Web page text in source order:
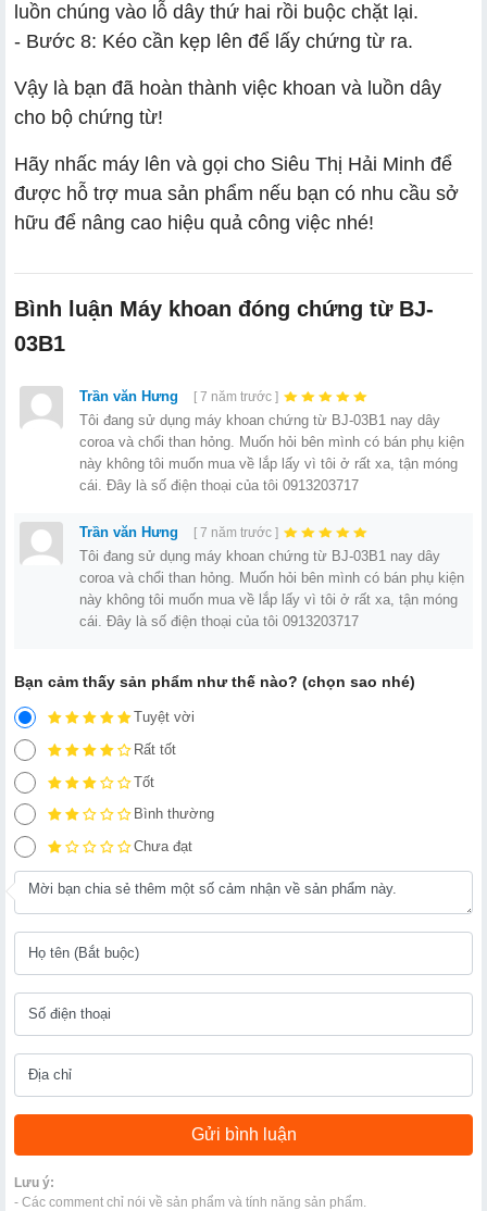
luồn chúng vào lỗ dây thứ hai rồi buộc chặt lại.
- Bước 8: Kéo cần kẹp lên để lấy chứng từ ra.
Vậy là bạn đã hoàn thành việc khoan và luồn dây
cho bộ chứng từ!
Hãy nhấc máy lên và gọi cho Siêu Thị Hải Minh để
được hỗ trợ mua sản phẩm nếu bạn có nhu cầu sở
hữu để nâng cao hiệu quả công việc nhé!
Bình luận Máy khoan đóng chứng từ BJ-
03B1
Trần văn Hưng [ 7 năm trước ]
Tôi đang sử dụng máy khoan chứng từ BJ-03B1 nay dây
coroa và chổi than hỏng. Muốn hỏi bên mình có bán phụ kiện
này không tôi muốn mua về lắp lấy vì tôi ở rất xa, tận móng
cái. Đây là số điện thoại của tôi 0913203717
Trần văn Hưng [ 7 năm trước ]
Tôi đang sử dụng máy khoan chứng từ BJ-03B1 nay dây
coroa và chổi than hỏng. Muốn hỏi bên mình có bán phụ kiện
này không tôi muốn mua về lắp lấy vì tôi ở rất xa, tận móng
cái. Đây là số điện thoại của tôi 0913203717
Bạn cảm thấy sản phẩm như thế nào? (chọn sao nhé)
Tuyệt vời
Rất tốt
Tốt
Bình thường
Chưa đạt
Lưu ý:
- Các comment chỉ nói về sản phẩm và tính năng sản phẩm.